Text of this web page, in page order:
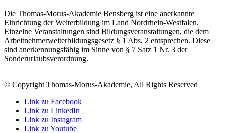
Die Thomas-Morus-Akademie Bensberg ist eine anerkannte
Einrichtung der Weiterbildung im Land Nordrhein-Westfalen.
Einzelne Veranstaltungen sind Bildungsveranstaltungen, die dem
Arbeitnehmerweiterbildungsgesetz § 1 Abs. 2 entsprechen. Diese
sind anerkennungsfähig im Sinne von § 7 Satz 1 Nr. 3 der
Sonderurlaubsverordnung.
© Copyright Thomas-Morus-Akademie, All Rights Reserved
Link zu Facebook
Link zu LinkedIn
Link zu Instagram
Link zu Youtube